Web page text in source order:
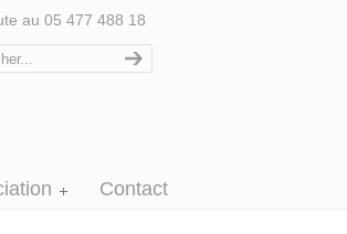
au 05 477 488 18
Contact